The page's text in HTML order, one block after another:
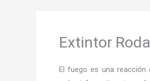
Extintor
El fuego es una reacción